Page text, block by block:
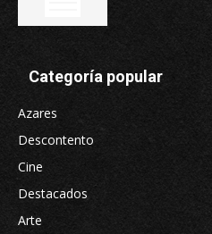
Categoría popular
Azares
Descontento
Cine
Destacados
Arte